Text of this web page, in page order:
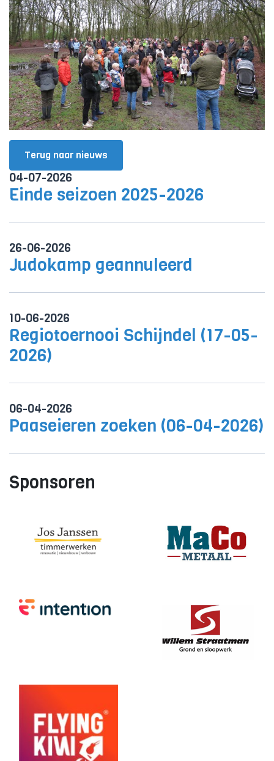
Terug naar nieuws
04-07-2026
Einde seizoen 2025-2026
26-06-2026
Judokamp geannuleerd
10-06-2026
Regiotoernooi Schijndel (17-05-
2026)
06-04-2026
Paaseieren zoeken (06-04-2026)
Sponsoren